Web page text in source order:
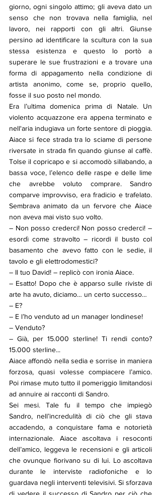
giorno, ogni singolo attimo; gli aveva dato un
senso che non trovava nella famiglia, nel
lavoro, nei rapporti con gli altri. Giunse
persino ad identificare la scultura con la sua
stessa esistenza e questo lo portò a
superare le sue frustrazioni e a trovare una
forma di appagamento nella condizione di
artista anonimo, come se, proprio quello,
fosse il suo posto nel mondo.
Era l’ultima domenica prima di Natale. Un
violento acquazzone era appena terminato e
nell'aria indugiava un forte sentore di pioggia.
Aiace si fece strada tra lo sciame di persone
riversate in strada fin quando giunse al caffè.
Tolse il copricapo e si accomodò sillabando, a
bassa voce, l’elenco delle raspe e delle lime
che avrebbe voluto comprare. Sandro
comparve improvviso, era fradicio e trafelato.
Sembrava animato da un fervore che Aiace
non aveva mai visto suo volto.
– Non posso crederci! Non posso crederci! –
esordì come stravolto – ricordi il busto col
basamento che avevo fatto con le sedie, il
tavolo e gli elettrodomestici?
– Il tuo David! – replicò con ironia Aiace.
– Esatto! Dopo che è apparso sulle riviste di
arte ha avuto, diciamo… un certo successo…
– E?
– E l’ho venduto ad un manager londinese!
– Venduto?
– Già, per 15.000 sterline! Ti rendi conto?
15.000 sterline...
Aiace affondò nella sedia e sorrise in maniera
forzosa, quasi volesse compiacere l’amico.
Poi rimase muto tutto il pomeriggio limitandosi
ad annuire ai racconti di Sandro.
Sei mesi. Tale fu il tempo che impiegò
Sandro, nell’incredulità di ciò che gli stava
accadendo, a conquistare fama e notorietà
internazionale. Aiace ascoltava i resoconti
dell’amico, leggeva le recensioni e gli articoli
che ovunque fiorivano su di lui. Lo ascoltava
durante le interviste radiofoniche e lo
guardava negli interventi televisivi. Si sforzava
di vedere il successo di Sandro per ciò che